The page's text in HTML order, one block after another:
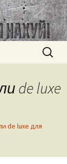
Найти:
de luxe
de luxe для